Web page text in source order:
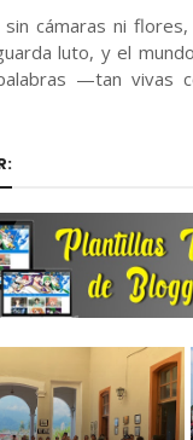
sin cámaras ni
luto, y el
—tan vivas